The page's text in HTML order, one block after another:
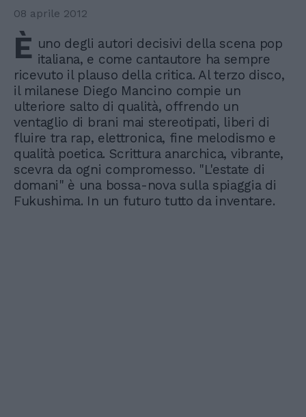
08 aprile 2012
È uno degli autori decisivi della scena pop
italiana, e come cantautore ha sempre
ricevuto il plauso della critica. Al terzo disco,
il milanese Diego Mancino compie un
ulteriore salto di qualità, offrendo un
ventaglio di brani mai stereotipati, liberi di
fluire tra rap, elettronica, fine melodismo e
qualità poetica. Scrittura anarchica, vibrante,
scevra da ogni compromesso. "L'estate di
domani" è una bossa-nova sulla spiaggia di
Fukushima. In un futuro tutto da inventare.